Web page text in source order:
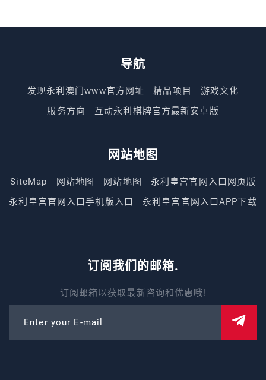
导航
发现永利澳门www官方网址 精品项目
游戏文化
服务方向
互动永利棋牌官方最新安卓版
网站地图
SiteMap 网站地图 网站地图
永利皇宫官网入口网页版
永利皇宫官网入口手机版入口
永利皇宫官网入口APP下载
订阅我们的邮箱.
订阅邮箱以获取最新咨询和优惠哦!
Enter your E-mail